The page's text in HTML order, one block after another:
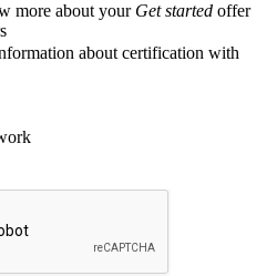
more about your Get started offer
about certification with